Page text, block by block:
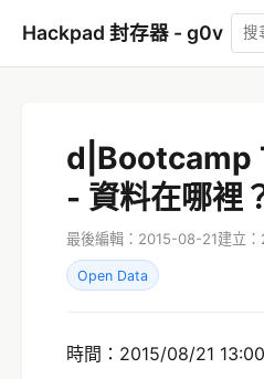
Hackpad 封存器 - g0v
d|Bootcamp
- 資料在哪裡
最後編輯：2015-08-21建立
Open Data
時間：2015/08/21